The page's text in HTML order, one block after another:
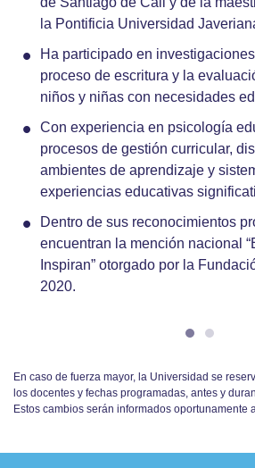
la Pontificia Universidad
Ha participado en
proceso de escritura y la
niños y niñas con necesidades
Con experiencia en psicología
procesos de gestión curricular,
ambientes de aprendizaje y
experiencias educativas
Dentro de sus reconocimientos
encuentran la mención nacional
Inspiran” otorgado por la
2020.
En caso de fuerza mayor, la Universidad se
los docentes y fechas programadas, antes y
Estos cambios serán informados oportunamente